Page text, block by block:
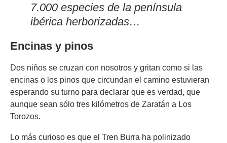
7.000 especies de la península
ibérica herborizadas…
Encinas y pinos
Dos niños se cruzan con nosotros y gritan como si las
encinas o los pinos que circundan el camino estuvieran
esperando su turno para declarar que es verdad, que
aunque sean sólo tres kilómetros de Zaratán a Los
Torozos.
Lo más curioso es que el Tren Burra ha polinizado